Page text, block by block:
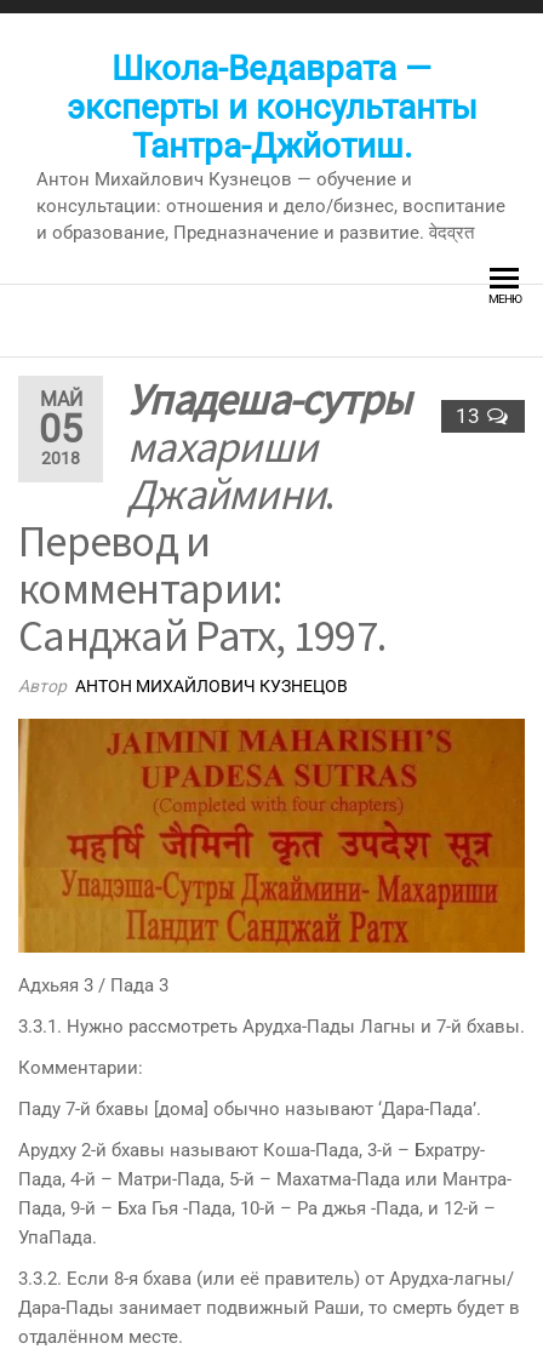
Перейти
Школа-Ведаврата —
эксперты и консультанты
Тантра-Джйотиш.
Антон Михайлович Кузнецов — обучение и
консультации: отношения и дело/бизнес, воспитание
и образование, Предназначение и развитие. वेदव्रत
МЕНЮ
МАЙ
05
2018
13
Упадеша-сутры
махариши
Джаймини.
Перевод и
комментарии:
Санджай Ратх, 1997.
Автор АНТОН МИХАЙЛОВИЧ КУЗНЕЦОВ
Адхьяя 3 / Пада 3
3.3.1. Нужно рассмотреть Арудха-Пады Лагны и 7-й бхавы.
Комментарии:
Паду 7-й бхавы [дома] обычно называют ‘Дара-Пада’.
Арудху 2-й бхавы называют Коша-Пада, 3-й – Бхратру-
Пада, 4-й – Матри-Пада, 5-й – Махатма-Пада или Мантра-
Пада, 9-й – Бха Гья -Пада, 10-й – Ра джья -Пада, и 12-й –
УпаПада.
3.3.2. Если 8-я бхава (или её правитель) от Арудха-лагны/
Дара-Пады занимает подвижный Раши, то смерть будет в
отдалённом месте.